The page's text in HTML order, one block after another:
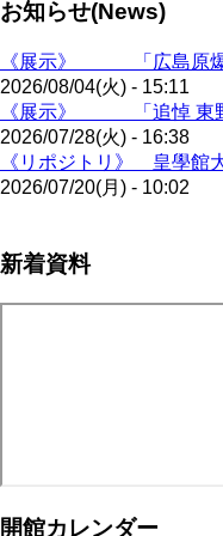
お知らせ(News)
《展示》 「広島原爆
2026/08/04(火) - 15:11
《展示》 「追悼 東野
2026/07/28(火) - 16:38
《リポジトリ》 皇學館
2026/07/20(月) - 10:02
新着資料
開館カレンダー